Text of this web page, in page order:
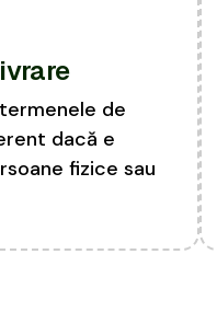
de
dacă e
fizice sau